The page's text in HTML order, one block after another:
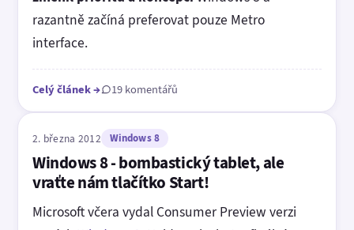
razantně začíná preferovat pouze Metro
interface.
Celý článek→ 19 komentářů
2. března 2012 Windows 8
Windows 8 - bombastický tablet, ale
vraťte nám tlačítko Start!
Microsoft včera vydal Consumer Preview verzi